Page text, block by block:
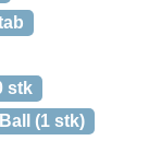
stk
(1 stk)